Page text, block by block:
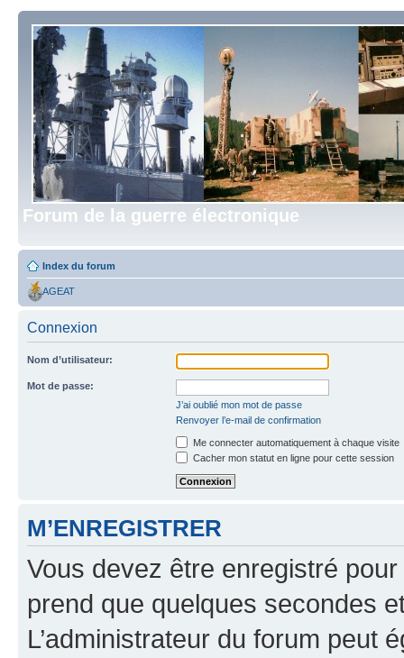
Forum de la guerre électronique
Index du forum
AGEAT
Connexion
Nom d’utilisateur:
Mot de passe:
J’ai oublié mon mot de passe
Renvoyer l’e-mail de confirmation
Me connecter automatiquement à chaque visite
Cacher mon statut en ligne pour cette session
M’ENREGISTRER
Vous devez être enregistré
prend que quelques secondes
L’administrateur du forum peut